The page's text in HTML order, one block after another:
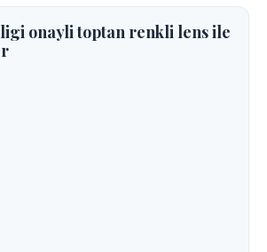
onayli toptan renkli lens ile